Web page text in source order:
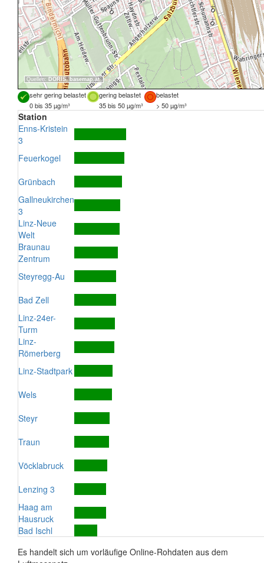
Quellen: DORIS, basemap.at
sehr gering belastet gering belastet
belastet
0 bis 35 µg/m³
35 bis 50 µg/m³ > 50 µg/m³
Station
Enns-Kristein
3
Feuerkogel
Grünbach
Gallneukirchen
3
Linz-Neue
Welt
Braunau
Zentrum
Steyregg-Au
Bad Zell
Linz-24er-
Turm
Linz-
Römerberg
Linz-Stadtpark
Wels
Steyr
Traun
Vöcklabruck
Lenzing 3
Haag am
Hausruck
Bad Ischl
Es handelt sich um vorläufige Online-Rohdaten aus dem